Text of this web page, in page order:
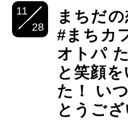
11
28
まちだ
#まちカ
オトパ
と笑顔
た！ い
とうござ